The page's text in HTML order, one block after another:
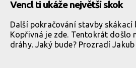
Vencl ti ukáže největší skok
Další pokračování stavby skákací
Kopřivná je zde. Tentokrát došlo
dráhy. Jaký bude? Prozradí Jakub